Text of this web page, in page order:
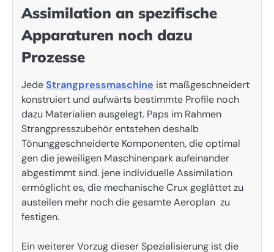
Assimilation an spezifische
Apparaturen noch dazu
Prozesse
Jede Strangpressmaschine ist maßgeschneidert
konstruiert und aufwärts bestimmte Profile noch
dazu Materialien ausgelegt. Paps im Rahmen
Strangpresszubehör entstehen deshalb
Tönunggeschneiderte Komponenten, die optimal
gen die jeweiligen Maschinenpark aufeinander
abgestimmt sind. jene individuelle Assimilation
ermöglicht es, die mechanische Crux geglättet zu
austeilen mehr noch die gesamte Aeroplan zu
festigen.
Ein weiterer Vorzug dieser Spezialisierung ist die